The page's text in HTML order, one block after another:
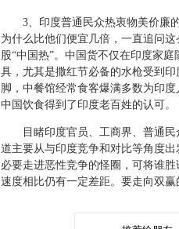
3、印度普通民众热衷物美价廉的
为什么比他们便宜几倍，一直追问
股“中国热”。中国货不仅在印度家
具，尤其是撒红节必备的水枪受到
脚，中餐馆经常食客爆满多数为印
中国饮食得到了印度老百姓的认可。
目睹印度官员、工商界、普通民
道主要从与印度竞争和对比等角度
必要走进恶性竞争的怪圈，可将谁
速度相比仍有一定差距。要走向双